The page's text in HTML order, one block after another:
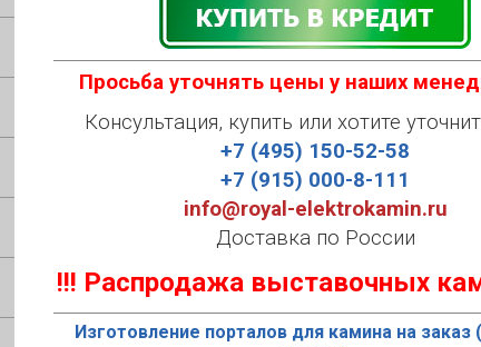
Просьба уточнять цены у наших
Консультация, купить или хотите
+7 (495) 150-52-58
+7 (915) 000-8-111
info@royal-elektrokamin.ru
Доставка по России
!!! Распродажа выставочных
Изготовление порталов для камина на